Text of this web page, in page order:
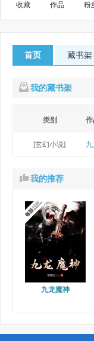
收藏 作品 粉
首页 藏书架
我的藏书架
类别
[玄幻小说]
我的推荐
九龙魔神